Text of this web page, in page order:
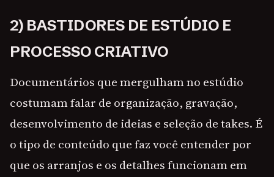
2) BASTIDORES DE ESTÚDIO E
PROCESSO CRIATIVO
Documentários que mergulham no estúdio
costumam falar de organização, gravação,
desenvolvimento de ideias e seleção de takes. É
o tipo de conteúdo que faz você entender por
que os arranjos e os detalhes funcionam em